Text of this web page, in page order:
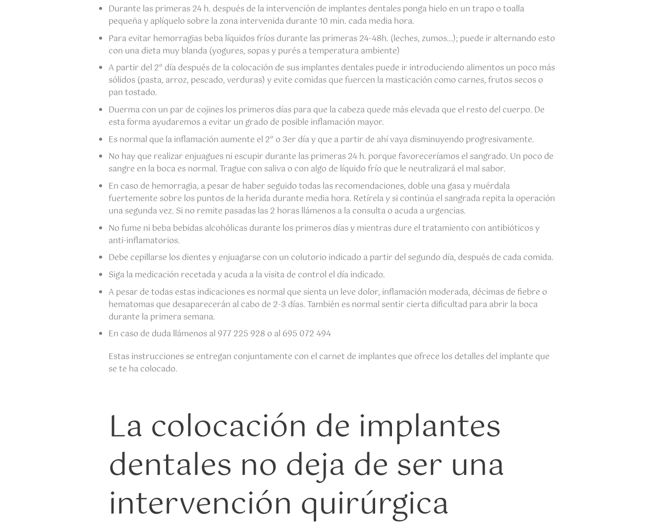
Durante las primeras 24 h. después de la intervención de implantes dentales ponga hielo en un trapo o toalla
pequeña y aplíquelo sobre la zona intervenida durante 10 min. cada media hora.
Para evitar hemorragias beba líquidos fríos durante las primeras 24-48h. (leches, zumos…); puede ir alternando esto
con una dieta muy blanda (yogures, sopas y purés a temperatura ambiente)
A partir del 2º día después de la colocación de sus implantes dentales puede ir introduciendo alimentos un poco más
sólidos (pasta, arroz, pescado, verduras) y evite comidas que fuercen la masticación como carnes, frutos secos o
pan tostado.
Duerma con un par de cojines los primeros días para que la cabeza quede más elevada que el resto del cuerpo. De
esta forma ayudaremos a evitar un grado de posible inflamación mayor.
Es normal que la inflamación aumente el 2º o 3er día y que a partir de ahí vaya disminuyendo progresivamente.
No hay que realizar enjuagues ni escupir durante las primeras 24 h. porque favoreceríamos el sangrado. Un poco de
sangre en la boca es normal. Trague con saliva o con algo de líquido frío que le neutralizará el mal sabor.
En caso de hemorragia, a pesar de haber seguido todas las recomendaciones, doble una gasa y muérdala
fuertemente sobre los puntos de la herida durante media hora. Retírela y si continúa el sangrada repita la operación
una segunda vez. Si no remite pasadas las 2 horas llámenos a la consulta o acuda a urgencias.
No fume ni beba bebidas alcohólicas durante los primeros días y mientras dure el tratamiento con antibióticos y
anti-inflamatorios.
Debe cepillarse los dientes y enjuagarse con un colutorio indicado a partir del segundo día, después de cada comida.
Siga la medicación recetada y acuda a la visita de control el día indicado.
A pesar de todas estas indicaciones es normal que sienta un leve dolor, inflamación moderada, décimas de fiebre o
hematomas que desaparecerán al cabo de 2-3 días. También es normal sentir cierta dificultad para abrir la boca
durante la primera semana.
En caso de duda llámenos al 977 225 928 o al 695 072 494
Estas instrucciones se entregan conjuntamente con el carnet de implantes que ofrece los detalles del implante que
se te ha colocado.
La colocación de implantes
dentales no deja de ser una
intervención quirúrgica